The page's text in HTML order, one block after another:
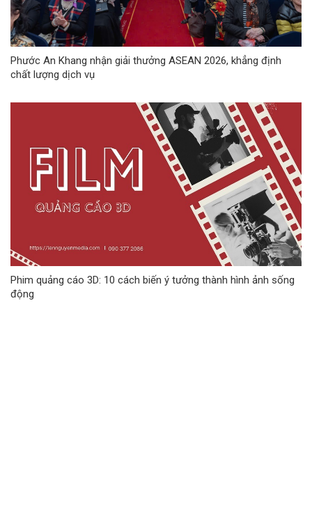
Phước An Khang nhận giải thưởng ASEAN 2026, khẳng định
chất lượng dịch vụ
Phim quảng cáo 3D: 10 cách biến ý tưởng thành hình ảnh sống
động